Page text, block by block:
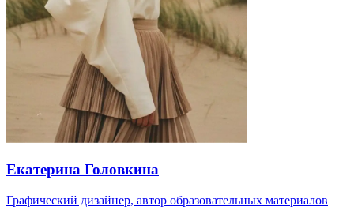
Екатерина Головкина
Графический дизайнер, автор образовательных материалов